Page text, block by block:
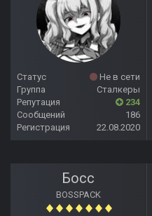
Статус
Не в сети
Группа
Сталкеры
Репутация
234
Сообщений
186
Регистрация
22.08.2020
Босс
BOSSPACK